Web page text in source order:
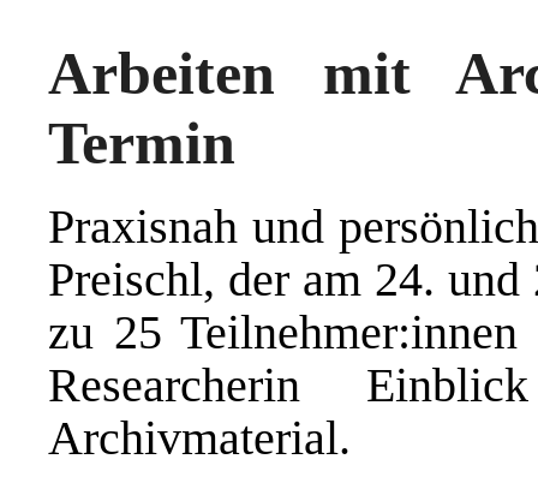
Arbeiten mit
Termin
Praxisnah und
Preischl, der am 24.
zu 25
Researcherin
Archivmaterial.